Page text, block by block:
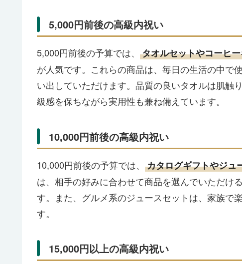
5,000円前後の高級内祝い
5,000円前後の予算では、 タオルセットやコーヒ
が人気です。これらの商品は、毎日の生活の中で
い出していただけます。品質の良いタオルは肌触
級感を保ちながら実用性も兼ね備えています。
10,000円前後の高級内祝い
10,000円前後の予算では、 カタログギフトやジュ
は、相手の好みに合わせて商品を選んでいただけ
す。また、グルメ系のジュースセットは、家族で
す。
15,000円以上の高級内祝い